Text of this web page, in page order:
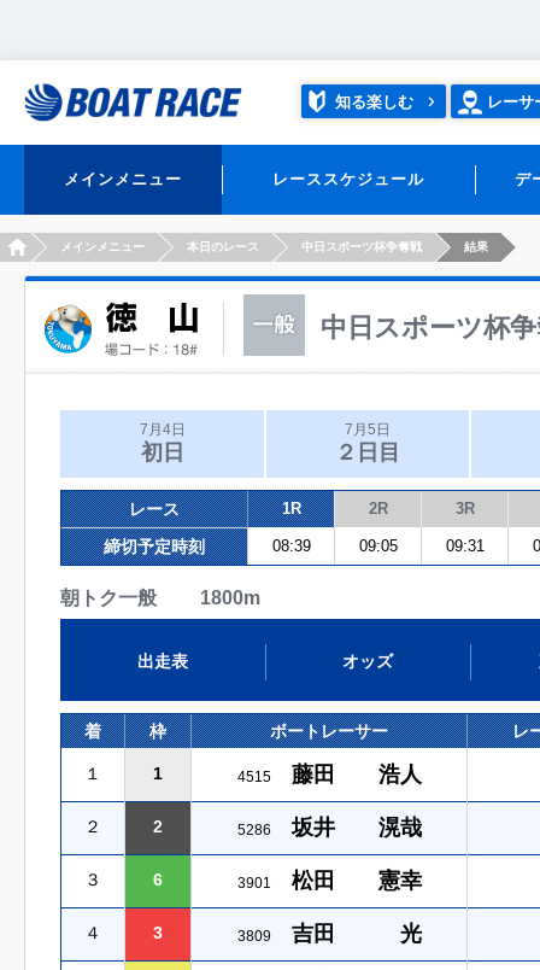
知る楽しむ レーサ
メインメニュー レーススケジュール デ
HOMEメインメニュー 本日のレース 中日スポーツ杯争奪戦 結果
中日スポーツ杯
7月4日
初日
7月5日
２日目
レース 1R 2R 3R
締切予定時刻 08:39 09:05 09:31
朝トク一般 1800m
出走表 オッズ
着 枠 ボートレーサー レ
１ 1 4515 藤田 浩人
２ 2 5286 坂井 滉哉
３ 6 3901 松田 憲幸
４ 3 3809 吉田 光